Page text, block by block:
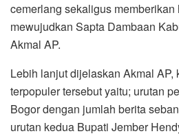
cemerlang sekaligus
mewujudkan Sapta Dambaan
Akmal AP.
Lebih lanjut dijelaskan Akmal AP,
terpopuler tersebut yaitu; urutan
Bogor dengan jumlah berita
urutan kedua Bupati Jember